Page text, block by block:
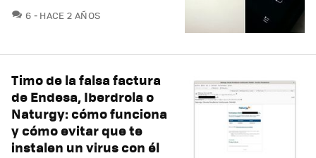
6 COMENTARIOS
HACE 2 AÑOS
Timo de la falsa factura
de Endesa, Iberdrola o
Naturgy: cómo funciona
y cómo evitar que te
instalen un virus con él